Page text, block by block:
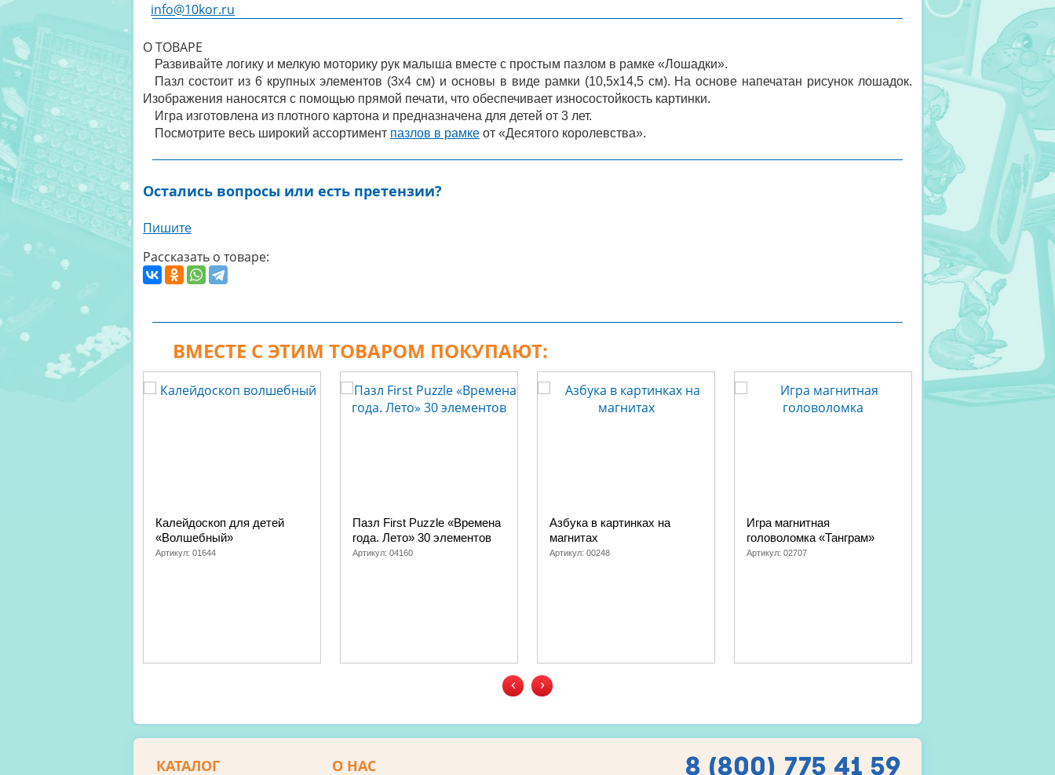
info@10kor.ru
О ТОВАРЕ
Развивайте логику и мелкую моторику рук малыша вместе с простым пазлом в рамке «Лошадки».
Пазл состоит из 6 крупных элементов (3х4 см) и основы в виде рамки (10,5х14,5 см). На основе напечатан рисунок лошадок.
Изображения наносятся с помощью прямой печати, что обеспечивает износостойкость картинки.
Игра изготовлена из плотного картона и предназначена для детей от 3 лет.
Посмотрите весь широкий ассортимент пазлов в рамке от «Десятого королевства».
Остались вопросы или есть претензии?
Пишите
Рассказать о товаре:
ВМЕСТЕ С ЭТИМ ТОВАРОМ ПОКУПАЮТ:
Калейдоскоп для детей
«Волшебный»
Артикул: 01644
Пазл First Puzzle «Времена
года. Лето» 30 элементов
Артикул: 04160
Азбука в картинках на
магнитах
Артикул: 00248
Игра магнитная
головоломка «Танграм»
Артикул: 02707
‹ ›
КАТАЛОГ О НАС 8 (800) 775 41 59